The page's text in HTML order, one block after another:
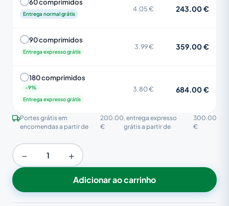
Entrega normal grátis
4.05 € 243.00 €
90 comprimidos
Entrega expresso grátis
3.99 € 359.00 €
180 comprimidos
Entrega expresso grátis
3.80 € 684.00 €
Portes grátis em
encomendas a partir de
200.00
€
, entrega expresso
grátis a partir de
300.00
€
− +
Adicionar ao carrinho